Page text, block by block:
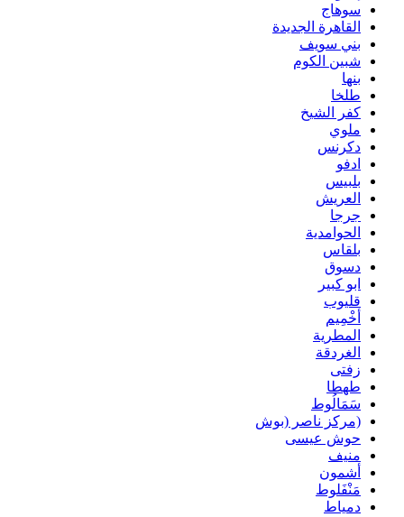
سوهاج
القاهرة الجديدة
بني سويف
شبين الكوم
بنها
طلخا
كفر الشيخ
ملوي
دكرنس
ادفو
بلبيس
العريش
جرجا
الحوامدية
بلقاس
دسوق
ابو كبير
قليوب
أخْمِيم
المطرية
الغردقة
زفتى
طهطا
سَمَالُوط
(مركز ناصر (بوش
حوش عيسى
منيف
أشمون
مَنْفَلوط
دمياط